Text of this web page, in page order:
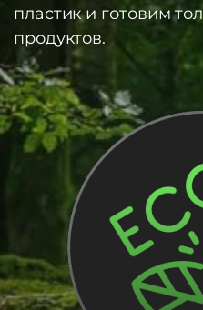
пластик и готовим
продуктов.